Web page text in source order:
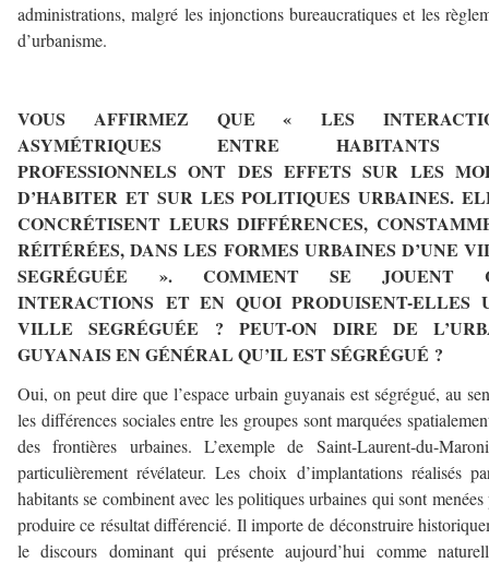
administrations, malgré les injonctions bureaucratiques et les
d’urbanisme.
VOUS AFFIRMEZ QUE « LES
ASYMÉTRIQUES ENTRE HABITANTS
PROFESSIONNELS ONT DES EFFETS SUR LES
D’HABITER ET SUR LES POLITIQUES URBAINES.
CONCRÉTISENT LEURS DIFFÉRENCES,
RÉITÉRÉES, DANS LES FORMES URBAINES D’UNE
SEGRÉGUÉE ». COMMENT SE JOUENT
INTERACTIONS ET EN QUOI PRODUISENT-ELLES
VILLE SEGRÉGUÉE ? PEUT-ON DIRE DE
GUYANAIS EN GÉNÉRAL QU’IL EST SÉGRÉGUÉ ?
Oui, on peut dire que l’espace urbain guyanais est ségrégué, au
les différences sociales entre les groupes sont marquées
des frontières urbaines. L’exemple de Saint-Laurent-du-
particulièrement révélateur. Les choix d’implantations réalisés
habitants se combinent avec les politiques urbaines qui sont menées
produire ce résultat différencié. Il importe de déconstruire
le discours dominant qui présente aujourd’hui comme